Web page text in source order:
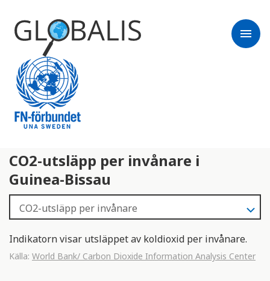
menu
CO2-utsläpp per invånare i
Guinea-Bissau
Indikatorn visar utsläppet av koldioxid per invånare.
Källa: World Bank/ Carbon Dioxide Information Analysis Center